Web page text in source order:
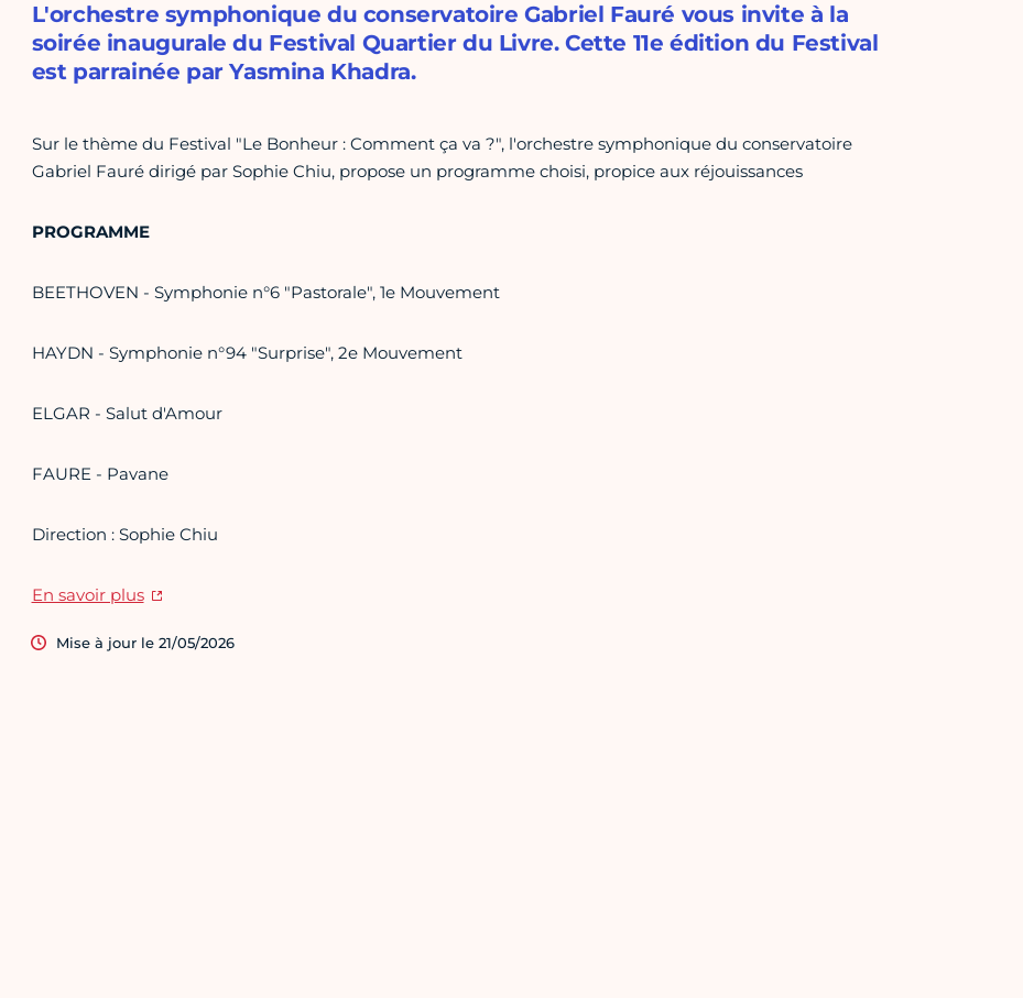
L'orchestre symphonique du conservatoire Gabriel Fauré vous invite à la
soirée inaugurale du Festival Quartier du Livre. Cette 11e édition du Festival
est parrainée par Yasmina Khadra.
Sur le thème du Festival "Le Bonheur : Comment ça va ?", l'orchestre symphonique du conservatoire
Gabriel Fauré dirigé par Sophie Chiu, propose un programme choisi, propice aux réjouissances
PROGRAMME
BEETHOVEN - Symphonie n°6 "Pastorale", 1e Mouvement
HAYDN - Symphonie n°94 "Surprise", 2e Mouvement
ELGAR - Salut d'Amour
FAURE - Pavane
Direction : Sophie Chiu
En savoir plus
Mise à jour le 21/05/2026